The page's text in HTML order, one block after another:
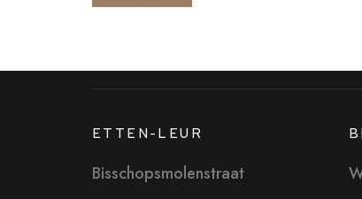
ETTEN-LEUR
Bisschopsmolenstraat